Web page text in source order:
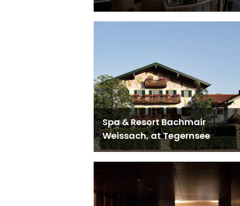
Spa & Resort Bachmair
Weissach, at Tegernsee